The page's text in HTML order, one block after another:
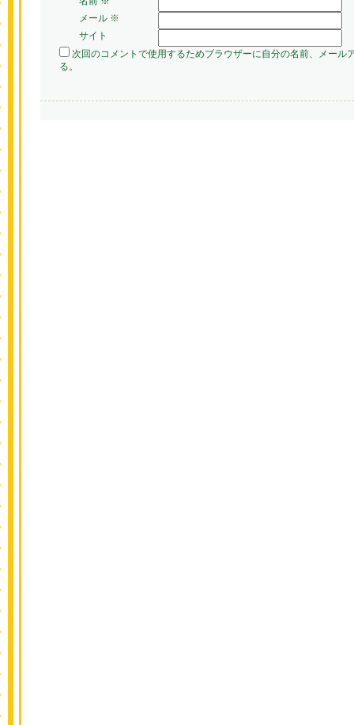
メール ※
サイト
次回のコメントで使用するためブラウザーに自分の名前、メール
る。